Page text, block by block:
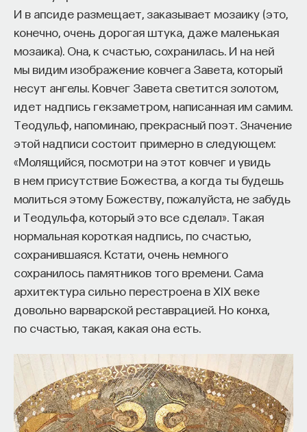
И в апсиде размещает, заказывает мозаику (это,
конечно, очень дорогая штука, даже маленькая
мозаика). Она, к счастью, сохранилась. И на ней
мы видим изображение ковчега Завета, который
несут ангелы. Ковчег Завета светится золотом,
идет надпись гекзаметром, написанная им самим.
Теодульф, напоминаю, прекрасный поэт. Значение
этой надписи состоит примерно в следующем:
«Молящийся, посмотри на этот ковчег и увидь
в нем присутствие Божества, а когда ты будешь
молиться этому Божеству, пожалуйста, не забудь
и Теодульфа, который это все сделал». Такая
нормальная короткая надпись, по счастью,
сохранившаяся. Кстати, очень немного
сохранилось памятников того времени. Сама
архитектура сильно перестроена в XIX веке
довольно варварской реставрацией. Но конха,
по счастью, такая, какая она есть.